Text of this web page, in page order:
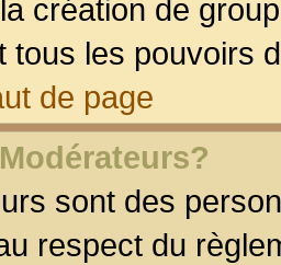
création de
tous les pouvoirs
de page
sont des
respect du